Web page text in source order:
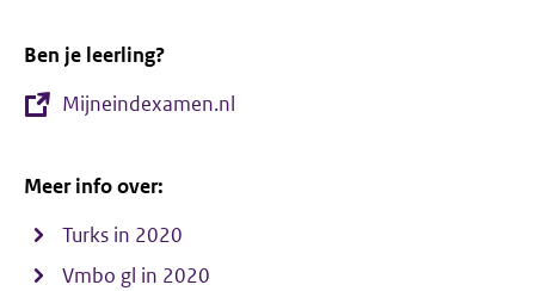
Ben je leerling?
Mijneindexamen.nl
Meer info over:
Turks in 2020
Vmbo gl in 2020